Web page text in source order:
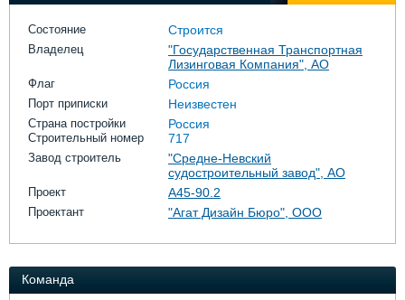
Состояние Строится
Владелец
"Государственная Транспортная
Лизинговая Компания", АО
Флаг Россия
Порт приписки Неизвестен
Страна постройки Россия
Строительный номер 717
Завод строитель
"Средне-Невский
судостроительный завод", АО
Проект А45-90.2
Проектант "Агат Дизайн Бюро", ООО
Команда